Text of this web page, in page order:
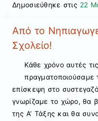
Δημοσιεύθηκε στις 22
Από το
Σχολείο!
Κάθε χρόνο αυτές
πραγματοποιούσαμε
επίσκεψη στο
γνωρίζαμε το χώρο, θα
της Α’ Τάξης και θα